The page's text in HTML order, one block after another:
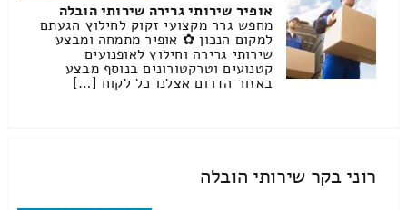
אופיר שירותי גרירה שירותי הובלה
מחפש גרר מקצועי זקוק לחילוץ הגעתם
למקום הנכון ✿ אופיר מתמחה ומבצע
שירותי גרירה וחילוץ לאופנועים
קטנועים וטרקטורונים בנוסף מבצע
באזור הדרום אצלנו כל לקוח […]
רוני בקר שירותי הובלה